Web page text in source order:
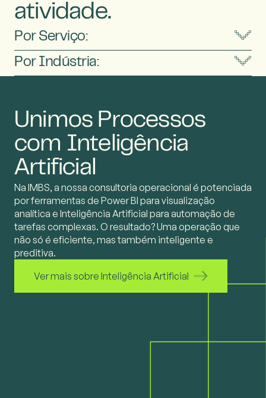
atividade.
Por Serviço:
Por Indústria:
Unimos Processos
com Inteligência
Artificial
Na IMBS, a nossa consultoria operacional é potenciada
por ferramentas de Power BI para visualização
analítica e Inteligência Artificial para automação de
tarefas complexas. O resultado? Uma operação que
não só é eficiente, mas também inteligente e
preditiva.
Ver mais sobre Inteligência Artificial